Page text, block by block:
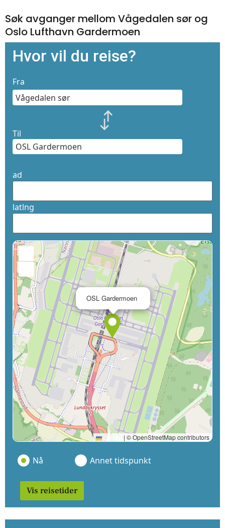
Søk avganger mellom Vågedalen sør og
Oslo Lufthavn Gardermoen
Hvor vil du reise?
Fra
Til
ad
latlng
OSL Gardermoen
Leaflet | © OpenStreetMap contributors
Nå Annet tidspunkt
Vis reisetider